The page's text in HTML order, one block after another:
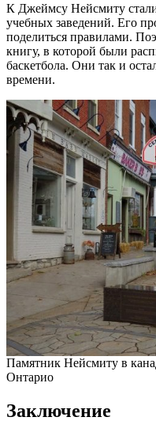
К Джеймсу Нейсмиту
учебных заведений. Его
поделиться правилами.
книгу, в которой были
баскетбола. Они так и
времени.
Памятник Нейсмиту в
Онтарио
Заключение